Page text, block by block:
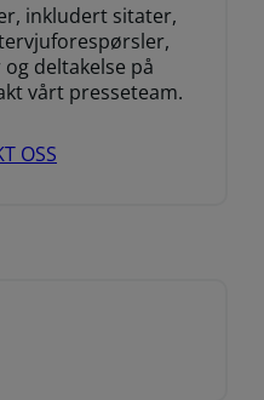
inkludert sitater,
deltakelse på
vårt presseteam.
OSS